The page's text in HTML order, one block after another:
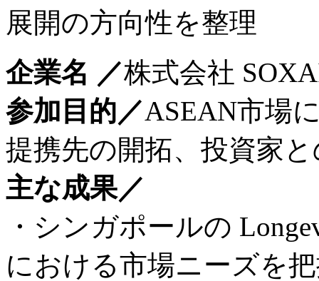
展開の方向性を整理
企業名 ／株式会社
参加目的／ASEAN市場
提携先の開拓、投資家
主な成果／
・シンガポールの
における市場ニーズを